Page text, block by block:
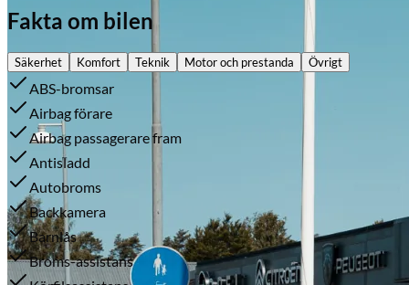
Fakta om bilen
Säkerhet Komfort Teknik Motor och prestanda Övrigt
ABS-bromsar
Airbag förare
Airbag passagerare fram
Antisladd
Autobroms
Backkamera
Barnlås
Broms-assistans